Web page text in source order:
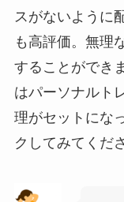
スがないように
も高評価。無理
することができ
はパーソナルト
理がセットにな
クしてみてくだ